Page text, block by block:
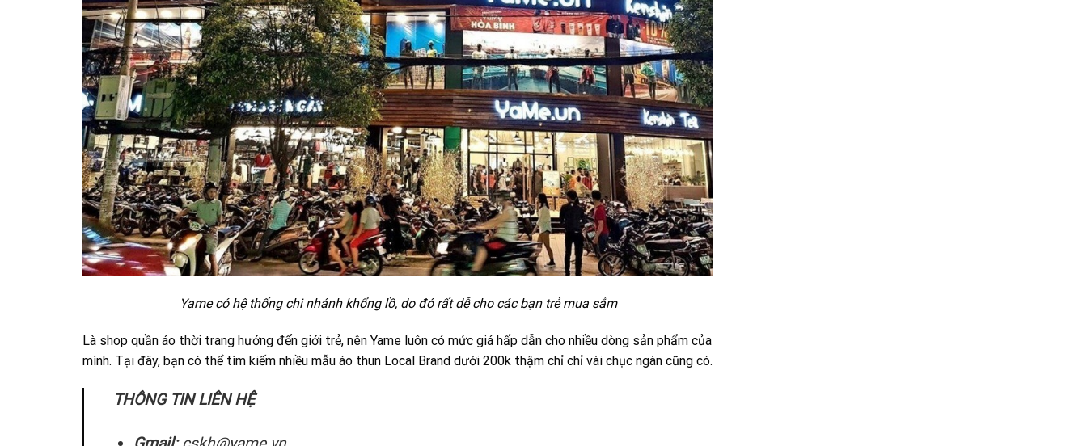
Yame có hệ thống chi nhánh khổng lồ, do đó rất dễ cho các bạn trẻ mua sắm
Là shop quần áo thời trang hướng đến giới trẻ, nên Yame luôn có mức giá hấp dẫn cho nhiều dòng sản phẩm của
mình. Tại đây, bạn có thể tìm kiếm nhiều mẫu áo thun Local Brand dưới 200k thậm chỉ chỉ vài chục ngàn cũng có.
THÔNG TIN LIÊN HỆ